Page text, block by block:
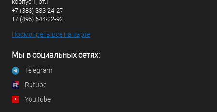
корпус 1, эт.1.
+7 (383) 383-24-27
+7 (495) 644-22-92
Посмотреть все на карте
Мы в социальных сетях:
Telegram
Rutube
YouTube